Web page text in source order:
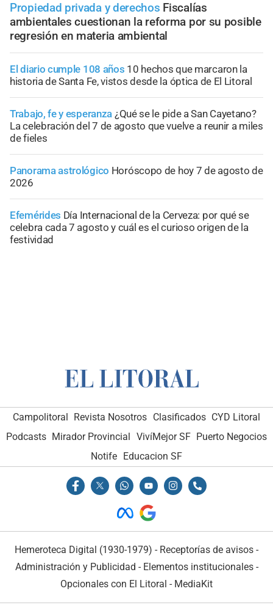
Propiedad privada y derechos Fiscalías
ambientales cuestionan la reforma por su posible
regresión en materia ambiental
El diario cumple 108 años 10 hechos que marcaron la
historia de Santa Fe, vistos desde la óptica de El Litoral
Trabajo, fe y esperanza ¿Qué se le pide a San Cayetano?
La celebración del 7 de agosto que vuelve a reunir a miles
de fieles
Panorama astrológico Horóscopo de hoy 7 de agosto de
2026
Efemérides Día Internacional de la Cerveza: por qué se
celebra cada 7 agosto y cuál es el curioso origen de la
festividad
Campolitoral Revista Nosotros Clasificados CYD Litoral
Podcasts Mirador Provincial VivíMejor SF Puerto Negocios
Notife Educacion SF
Hemeroteca Digital (1930-1979) - Receptorías de avisos -
Administración y Publicidad - Elementos institucionales-
Opcionales con El Litoral - MediaKit